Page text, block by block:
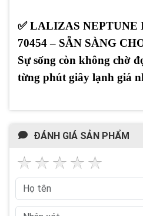
✅ LALIZAS NEPTUNE
70454 – SẴN SÀNG
Sự sống còn không chờ
từng phút giây lạnh giá
ĐÁNH GIÁ SẢN PHẨM